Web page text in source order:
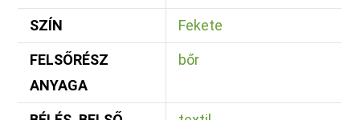
SZÍN Fekete
FELSŐRÉSZ
ANYAGA
bőr